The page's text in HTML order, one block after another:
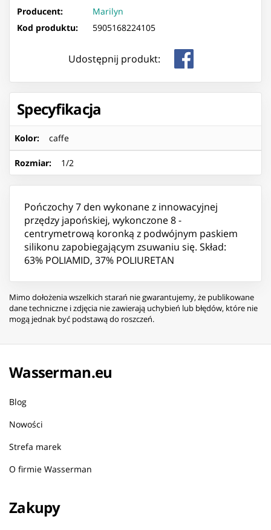
Producent:
Marilyn
Kod produktu:
5905168224105
Udostępnij produkt:
Specyfikacja
Kolor: caffe
Rozmiar: 1/2
Pończochy 7 den wykonane z innowacyjnej
przędzy japońskiej, wykonczone 8 -
centrymetrową koronką z podwójnym paskiem
silikonu zapobiegającym zsuwaniu się. Skład:
63% POLIAMID, 37% POLIURETAN
Mimo dołożenia wszelkich starań nie gwarantujemy, że publikowane
dane techniczne i zdjęcia nie zawierają uchybień lub błędów, które nie
mogą jednak być podstawą do roszczeń.
Wasserman.eu
Blog
Nowości
Strefa marek
O firmie Wasserman
Zakupy